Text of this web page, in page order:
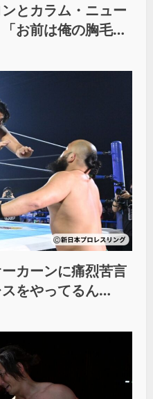
ンとカラム・ニュー
お前は俺の胸毛に
緒だ」
ーカーンに痛烈苦言
スをやってるん